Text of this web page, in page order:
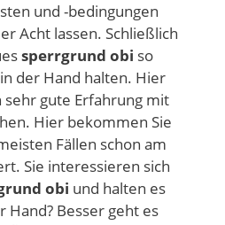
und -bedingungen
Acht lassen. Schließlich
sperrgrund obi so
der Hand halten. Hier
gute Erfahrung mit
Hier bekommen Sie
Fällen schon am
Sie interessieren sich
obi und halten es
Hand? Besser geht es